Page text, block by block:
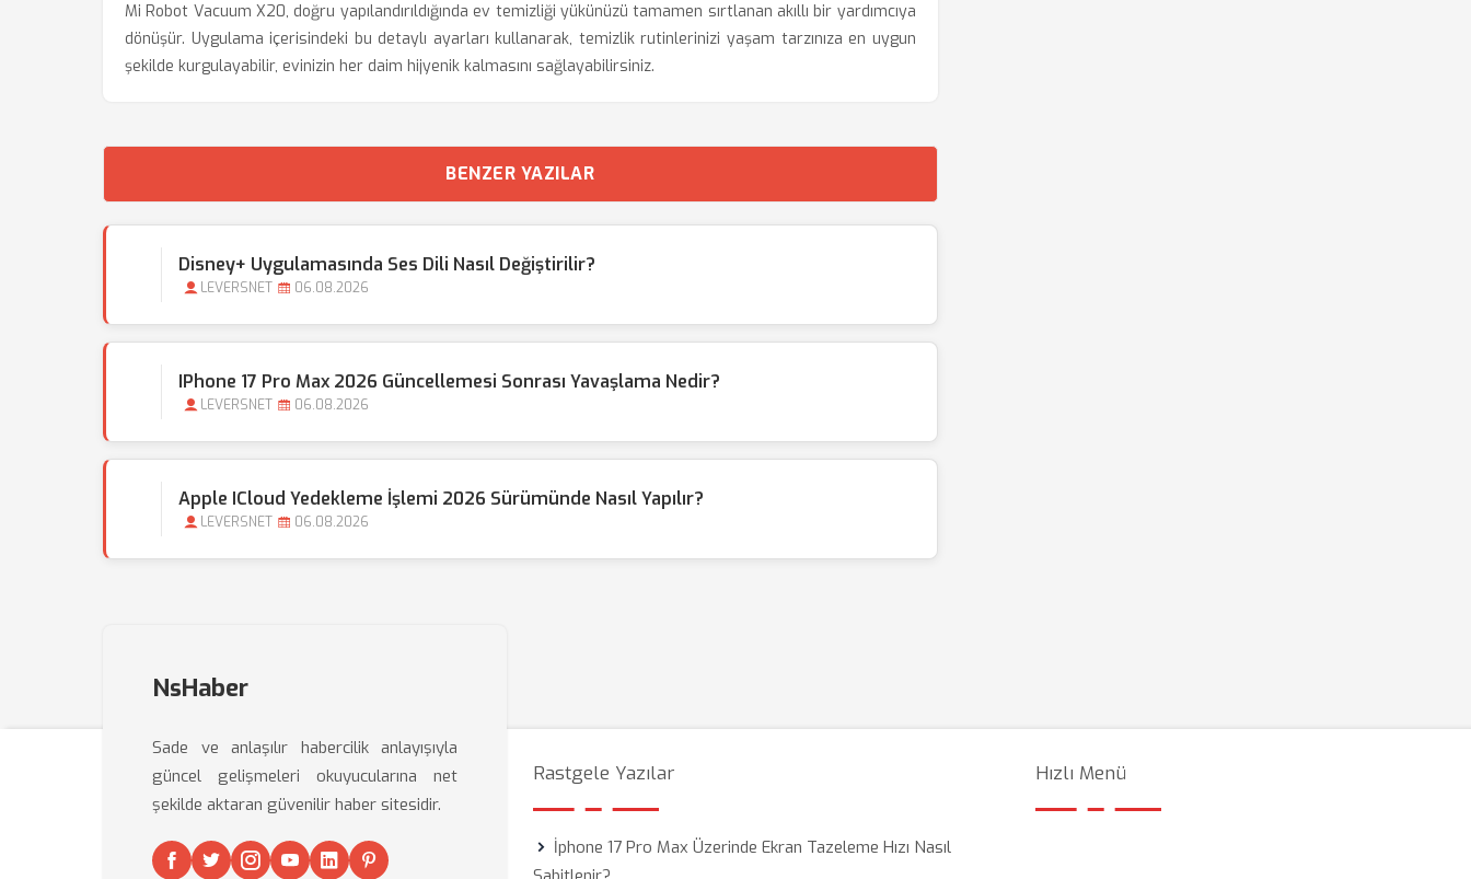
Mi Robot Vacuum X20, doğru yapılandırıldığında ev temizliği yükünüzü tamamen sırtlanan akıllı bir yardımcıya
dönüşür. Uygulama içerisindeki bu detaylı ayarları kullanarak, temizlik rutinlerinizi yaşam tarzınıza en uygun
şekilde kurgulayabilir, evinizin her daim hijyenik kalmasını sağlayabilirsiniz.
BENZER YAZILAR
Disney+ Uygulamasında Ses Dili Nasıl Değiştirilir?
LEVERSNET 06.08.2026
IPhone 17 Pro Max 2026 Güncellemesi Sonrası Yavaşlama Nedir?
LEVERSNET 06.08.2026
Apple ICloud Yedekleme İşlemi 2026 Sürümünde Nasıl Yapılır?
LEVERSNET 06.08.2026
NsHaber
Sade ve anlaşılır habercilik anlayışıyla
güncel gelişmeleri okuyucularına net
şekilde aktaran güvenilir haber sitesidir.
Rastgele Yazılar
İphone 17 Pro Max Üzerinde Ekran Tazeleme Hızı Nasıl
Hızlı Menü